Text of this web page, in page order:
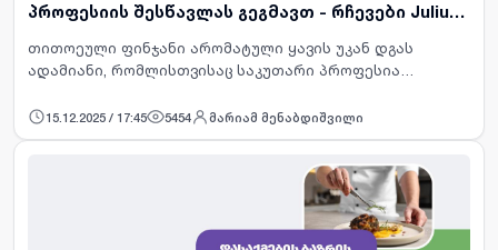
პროფესიის შესწავლას გეგმავთ - რჩევები Julius
თითოეული ფინჯანი არომატული ყავის უკან დგას
ადამიანი, რომლისთვისაც საკუთარი პროფესია
დასაწყისზე.&nbsp;ყავის მომზადება ნამდვილ
ხელოვნებად იქცა, რაც&nbsp; მო…
15.12.2025 / 17:45 5454 მარიამ მენაბდიშვილი